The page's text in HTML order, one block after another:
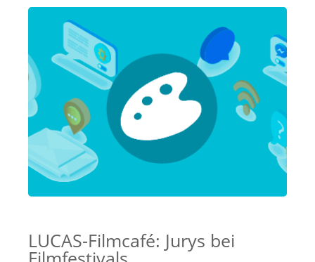
LUCAS-Filmcafé: Jurys bei